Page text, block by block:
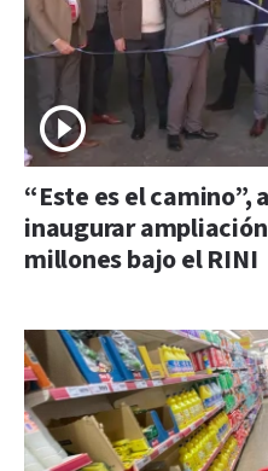
“Este es el
inaugurar
millones bajo el RINI